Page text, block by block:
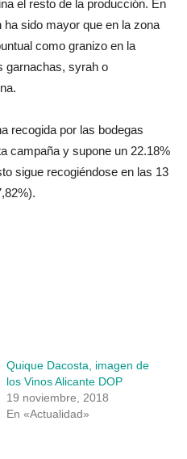
el resto de la producción. En
sido mayor que en la zona
como granizo en la
garnachas, syrah o
recogida por las bodegas
campaña y supone un 22.18%
sigue recogiéndose en las 13
Quique Dacosta, imagen de
los Vinos Alicante DOP
19 noviembre, 2018
En «Actualidad»